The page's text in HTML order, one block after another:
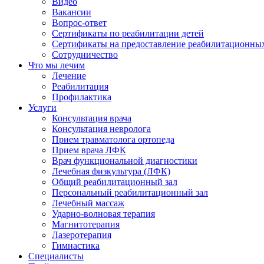
Вакансии
Вопрос-ответ
Сертификаты по реабилитации детей
Сертификаты на предоставление
Сотрудничество
Что мы лечим
Лечение
Реабилитация
Профилактика
Услуги
Консультация врача
Консультация невролога
Прием травматолога ортопеда
Прием врача ЛФК
Врач функциональной диагностики
Лечебная физкультура (ЛФК)
Общий реабилитационный зал
Персональный реабилитационный зал
Лечебный массаж
Ударно-волновая терапия
Магнитотерапия
Лазеротерапия
Гимнастика
Специалисты